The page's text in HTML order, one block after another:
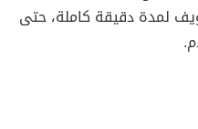
لمدة دقيقة كاملة، حتى